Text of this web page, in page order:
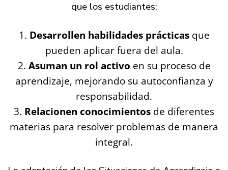
que los estudiantes:
Desarrollen habilidades prácticasque
pueden aplicar fuera del aula.
Asuman un rol activo en su proceso de
aprendizaje, mejorando su autoconfianza y
responsabilidad.
Relacionen conocimientos de diferentes
materias para resolver problemas de manera
integral.